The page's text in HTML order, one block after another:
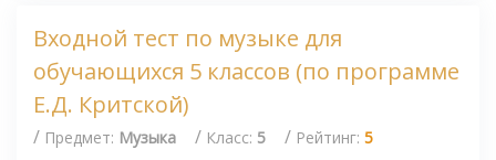
Входной тест по музыке для
обучающихся 5 классов (по программе
Е.Д. Критской)
/ Предмет: Музыка / Класс: 5 / Рейтинг: 5